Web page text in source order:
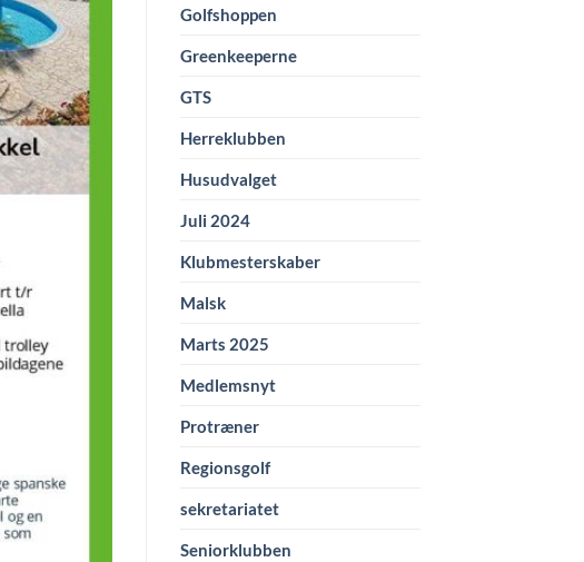
Golfshoppen
Greenkeeperne
GTS
Herreklubben
Husudvalget
Juli 2024
Klubmesterskaber
Malsk
Marts 2025
Medlemsnyt
Protræner
Regionsgolf
sekretariatet
Seniorklubben